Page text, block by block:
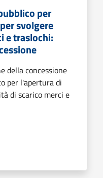
per
svolgere
e traslochi:
della concessione
per l'apertura di
di scarico merci e